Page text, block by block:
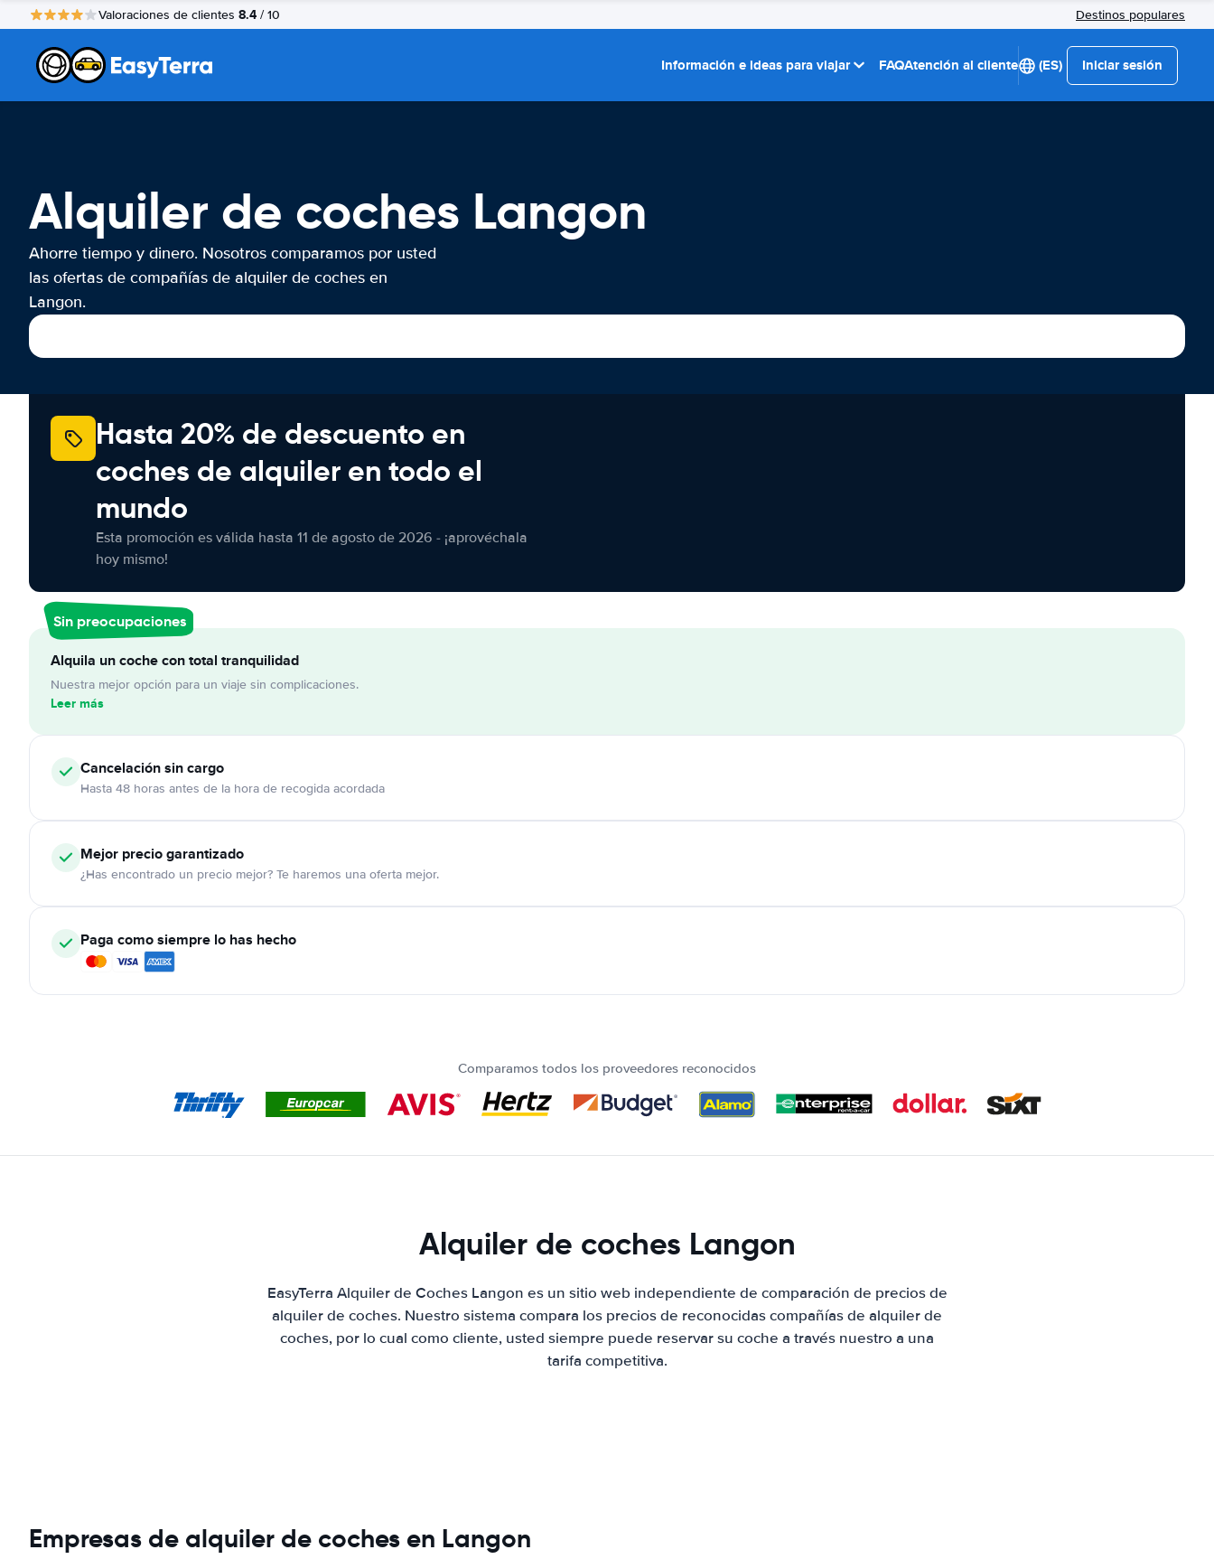
Valoraciones de clientes 8.4 / 10 Destinos populares
Información e ideas para viajar FAQAtención al cliente (ES) Iniciar sesión
Alquiler de coches Langon
Ahorre tiempo y dinero. Nosotros comparamos por usted
las ofertas de compañías de alquiler de coches en
Langon.
Hasta 20% de descuento en
coches de alquiler en todo el
mundo
Esta promoción es válida hasta 11 de agosto de 2026 - ¡aprovéchala
hoy mismo!
Sin preocupaciones
Alquila un coche con total tranquilidad
Nuestra mejor opción para un viaje sin complicaciones.
Leer más
Cancelaciónsin cargo
Hasta 48 horas antes de la hora de recogida acordada
Mejor precio garantizado
¿Has encontrado un precio mejor? Te haremos una oferta mejor.
Paga como siempre lo has hecho
Comparamos todos los proveedores reconocidos
Alquiler de coches Langon
EasyTerra Alquiler de Coches Langon es un sitio web independiente de comparación de precios de
alquiler de coches. Nuestro sistema compara los precios de reconocidas compañías de alquiler de
coches, por lo cual como cliente, usted siempre puede reservar su coche a través nuestro a una
tarifa competitiva.
Empresas de alquiler de coches en Langon